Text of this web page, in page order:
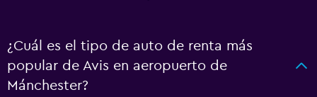
¿Cuál es el tipo de auto de renta más
popular de Avis en aeropuerto de
Mánchester?